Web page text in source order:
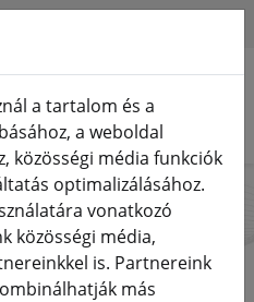
a tartalom és a
a weboldal
közösségi média funkciók
optimalizálásához.
vonatkozó
közösségi média,
is. Partnereink
más